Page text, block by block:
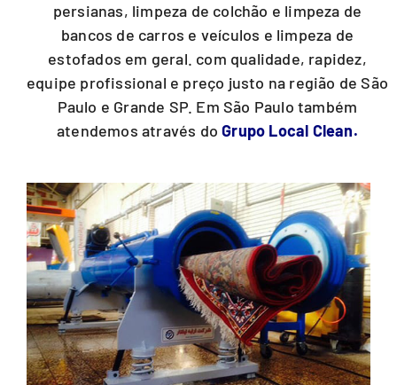
persianas, limpeza de colchão e limpeza de
bancos de carros e veículos e limpeza de
estofados em geral. com qualidade, rapidez,
equipe profissional e preço justo na região de São
Paulo e Grande SP. Em São Paulo também
atendemos através doGrupo Local Clean.